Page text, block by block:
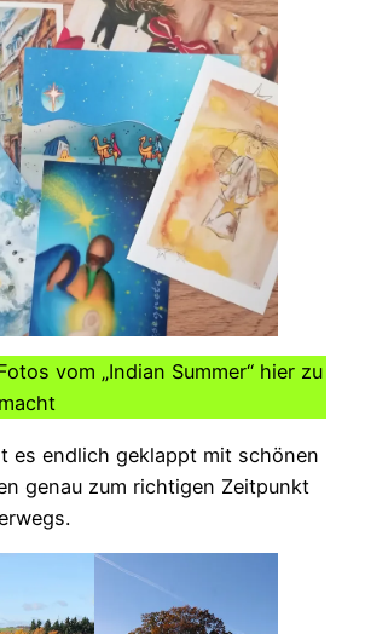
vom „Indian Summer“ hier zu
es endlich geklappt mit schönen
genau zum richtigen Zeitpunkt